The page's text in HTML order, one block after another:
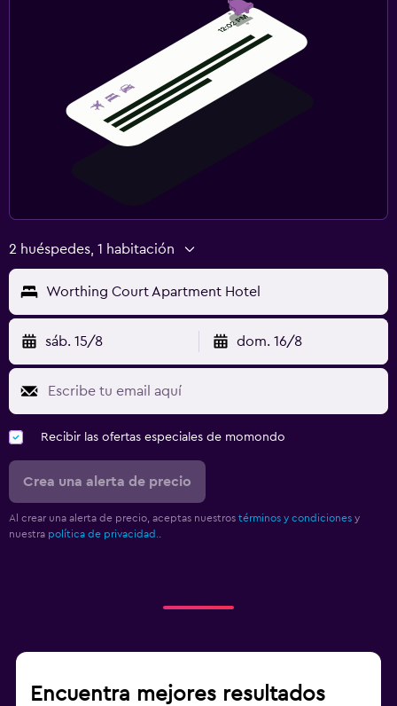
2 huéspedes, 1 habitación
Worthing Court Apartment Hotel
sáb. 15/8 dom. 16/8
Recibir las ofertas especiales de momondo
Crea una alerta de precio
Al crear una alerta de precio, aceptas nuestros términos y condiciones y
nuestra política de privacidad.
Encuentra mejores resultados